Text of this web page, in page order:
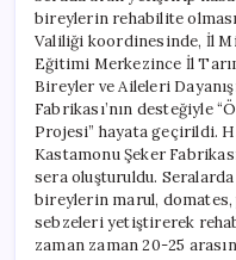
bireylerin rehabilite
Valiliği koordinesinde, İl
Eğitimi Merkezince İl
Bireyler ve Aileleri
Fabrikası’nın desteğiyle
Projesi” hayata geçirildi.
Kastamonu Şeker
sera oluşturuldu.
bireylerin marul,
sebzeleri yetiştirerek
zaman zaman 20-25